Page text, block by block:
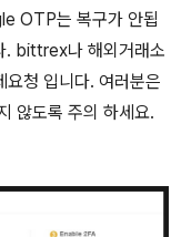
OTP는 복구가 안됩
. bittrex나 해외거래소
청 입니다. 여러분은
않도록 주의 하세요.